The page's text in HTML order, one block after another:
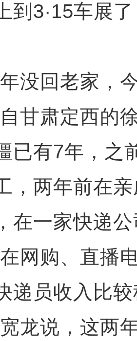
到3·15车展
回老家，今
甘肃定西的
已有7年，之
，两年前在
在一家快递
购、直播电
递员收入比
龙说，这两